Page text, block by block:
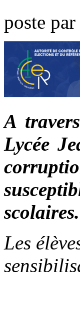
poste par
A
Lycée
scolaires.
Les